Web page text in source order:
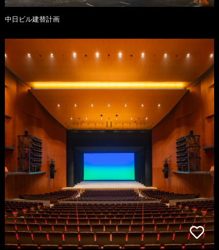
中日ビル建替計画